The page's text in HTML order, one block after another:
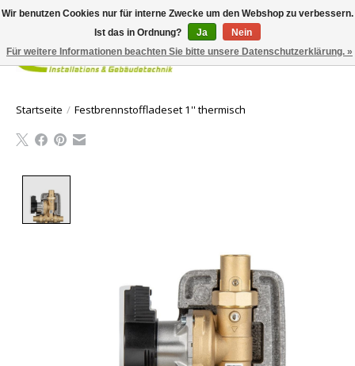
Ihr
Startseite / Festbrennstoffladeset 1'' thermisch
Wir benutzen Cookies nur für interne Zwecke um den Webshop zu verbessern.
Ist das in Ordnung?
Ja
Nein
Für weitere Informationen beachten Sie bitte unsere Datenschutzerklärung. »